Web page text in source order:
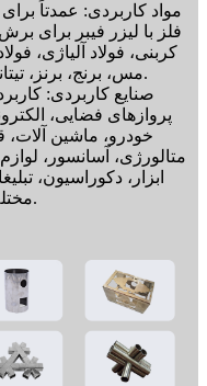
مواد کاربردی: عمدتاً
فلز با لیزر فیبر برای
کربنی، فولاد آلیاژی،
مس، برنج، برنز، تیتانیوم و سایر فلزات مناسب است.
صنایع کاربردی:
پروازهای فضایی،
خودرو، ماشین
متالورژی، آسانسور،
ابزار، دکوراسیون،
مختلف فرآوری تولید.